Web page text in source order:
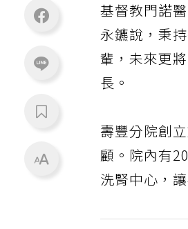
基督教門諾
永鑣說，秉
輩，未來更
長。
壽豐分院創
顧。院內有
洗腎中心，